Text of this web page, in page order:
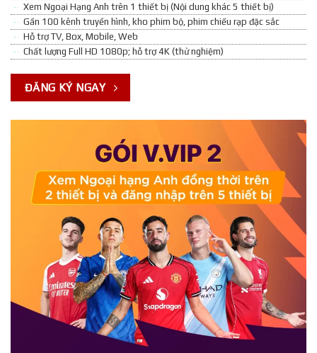
Xem Ngoại Hạng Anh trên 1 thiết bị (Nội dung khác 5 thiết bị)
Gần 100 kênh truyền hình, kho phim bộ, phim chiếu rạp đặc sắc
Hỗ trợ TV, Box, Mobile, Web
Chất lượng Full HD 1080p; hỗ trợ 4K (thử nghiệm)
ĐĂNG KÝ NGAY